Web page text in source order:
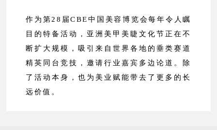
作为第28届CBE中国美容博览会每年令人瞩
目的特备活动，亚洲美甲美睫文化节正在不
断扩大规模，吸引来自世界各地的垂类赛道
精英同台竞技，邀请行业嘉宾多边论道。除
了活动本身，也为美业赋能带去了更多的长
远价值。